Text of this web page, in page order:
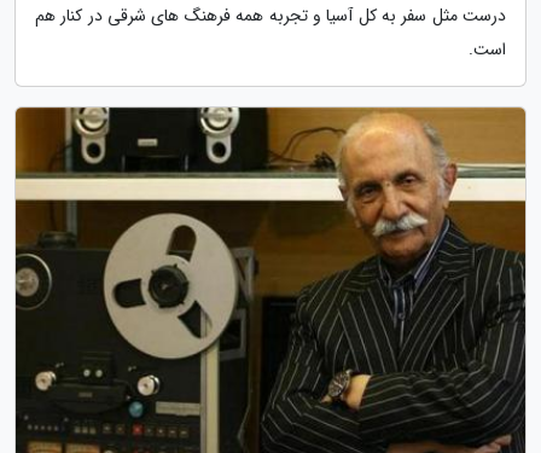
درست مثل سفر به کل آسیا و تجربه همه فرهنگ های شرقی در کنار هم
است.